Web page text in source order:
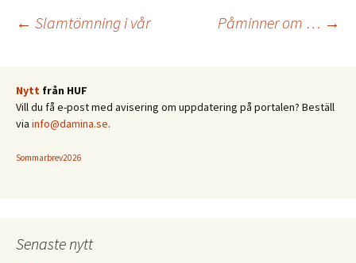
Inläggsnavigering
← Slamtömning i vår Påminner om … →
Nytt från HUF
Vill du få e-post med avisering om uppdatering på portalen? Beställ
via info@damina.se.
Sommarbrev2026
Senaste nytt